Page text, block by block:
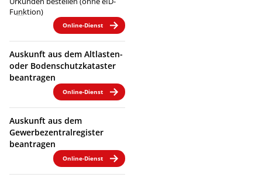
Funktion)
Online-Dienst
Auskunft aus dem Altlasten-
oder Bodenschutzkataster
beantragen
Online-Dienst
Auskunft aus dem
Gewerbezentralregister
beantragen
Online-Dienst